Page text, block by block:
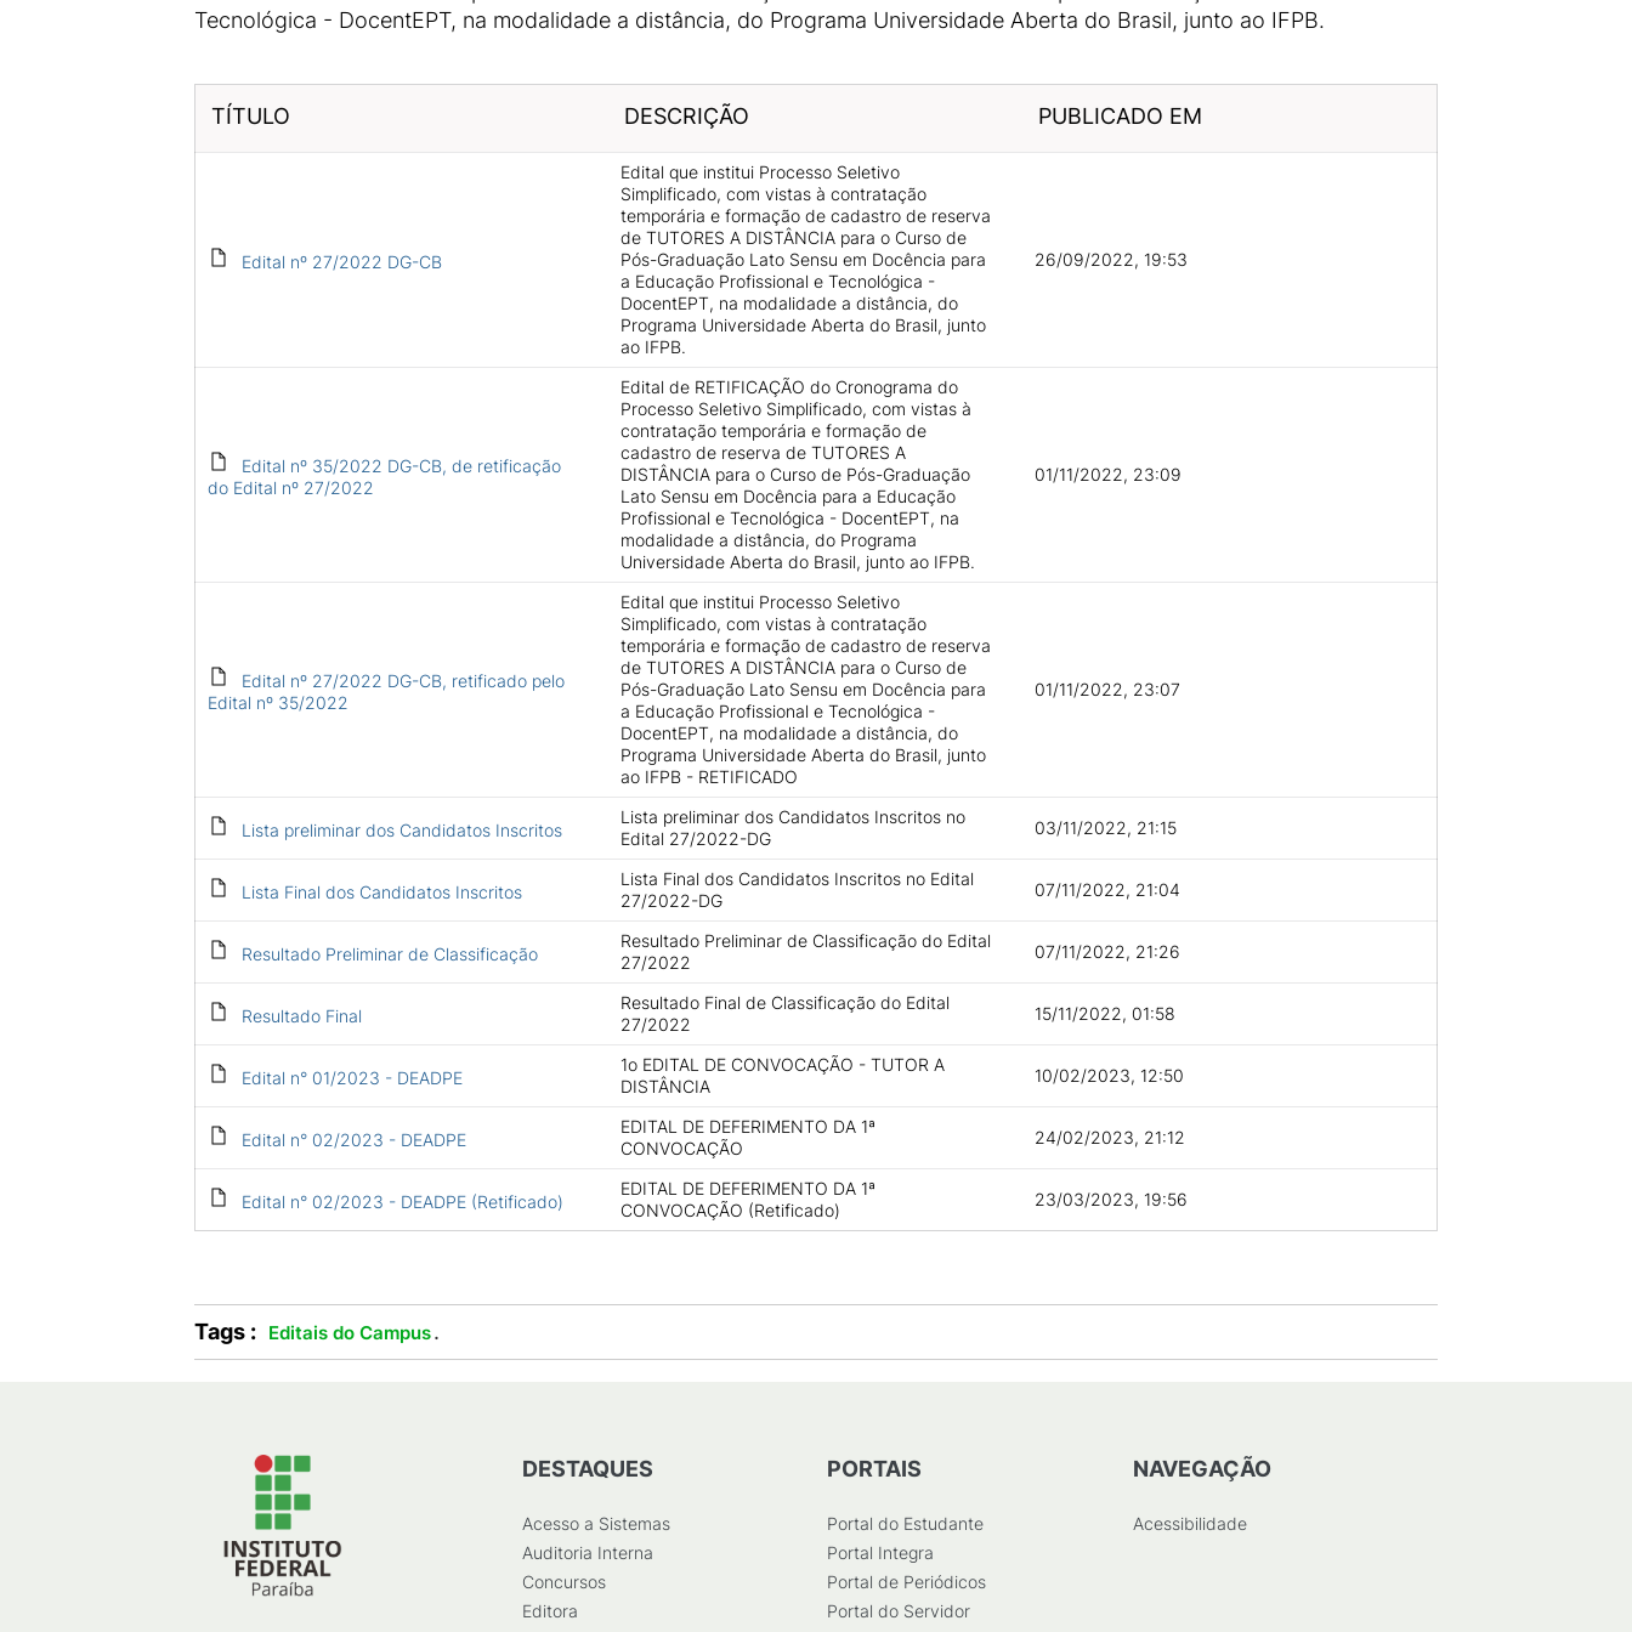
Tecnológica - DocentEPT, na modalidade a distância, do Programa Universidade Aberta do Brasil, junto ao IFPB.
TÍTULO DESCRIÇÃO PUBLICADO EM
Edital nº 27/2022 DG-CB
Edital que institui Processo Seletivo
Simplificado, com vistas à contratação
temporária e formação de cadastro de reserva
de TUTORES A DISTÂNCIA para o Curso de
Pós-Graduação Lato Sensu em Docência para
a Educação Profissional e Tecnológica -
DocentEPT, na modalidade a distância, do
Programa Universidade Aberta do Brasil, junto
ao IFPB.
26/09/2022, 19:53
Edital nº 35/2022 DG-CB, de retificação
do Edital nº 27/2022
Edital de RETIFICAÇÃO do Cronograma do
Processo Seletivo Simplificado, com vistas à
contratação temporária e formação de
cadastro de reserva de TUTORES A
DISTÂNCIA para o Curso de Pós-Graduação
Lato Sensu em Docência para a Educação
Profissional e Tecnológica - DocentEPT, na
modalidade a distância, do Programa
Universidade Aberta do Brasil, junto ao IFPB.
01/11/2022, 23:09
Edital nº 27/2022 DG-CB, retificado pelo
Edital nº 35/2022
Edital que institui Processo Seletivo
Simplificado, com vistas à contratação
temporária e formação de cadastro de reserva
de TUTORES A DISTÂNCIA para o Curso de
Pós-Graduação Lato Sensu em Docência para
a Educação Profissional e Tecnológica -
DocentEPT, na modalidade a distância, do
Programa Universidade Aberta do Brasil, junto
ao IFPB - RETIFICADO
01/11/2022, 23:07
Lista preliminar dos Candidatos Inscritos
Lista preliminar dos Candidatos Inscritos no
Edital 27/2022-DG
03/11/2022, 21:15
Lista Final dos Candidatos Inscritos
Lista Final dos Candidatos Inscritos no Edital
27/2022-DG
07/11/2022, 21:04
Resultado Preliminar de Classificação
Resultado Preliminar de Classificação do Edital
27/2022
07/11/2022, 21:26
Resultado Final
Resultado Final de Classificação do Edital
27/2022
15/11/2022, 01:58
Edital n° 01/2023 - DEADPE
1o EDITAL DE CONVOCAÇÃO - TUTOR A
DISTÂNCIA
10/02/2023, 12:50
Edital n° 02/2023 - DEADPE
EDITAL DE DEFERIMENTO DA 1ª
CONVOCAÇÃO
24/02/2023, 21:12
Edital n° 02/2023 - DEADPE (Retificado)
EDITAL DE DEFERIMENTO DA 1ª
CONVOCAÇÃO (Retificado)
23/03/2023, 19:56
Tags : Editais do Campus.
DESTAQUES
Acesso a Sistemas
Auditoria Interna
Concursos
Editora
PORTAIS
Portal do Estudante
Portal Integra
Portal de Periódicos
Portal do Servidor
NAVEGAÇÃO
Acessibilidade